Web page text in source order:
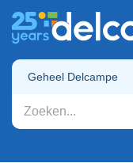
Geheel Delcampe